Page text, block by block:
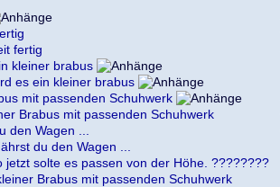
fertig
kleiner brabus
es ein kleiner brabus
mit passenden Schuhwerk
Brabus mit passenden Schuhwerk
den Wagen ...
du den Wagen ...
jetzt solte es passen von der Höhe. ????????
Brabus mit passenden Schuhwerk